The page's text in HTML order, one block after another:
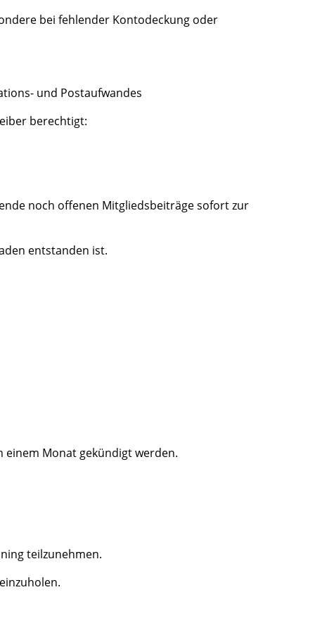
bei fehlender Kontodeckung oder
und Postaufwandes
berechtigt:
noch offenen Mitgliedsbeiträge sofort zur
entstanden ist.
Monat gekündigt werden.
teilzunehmen.